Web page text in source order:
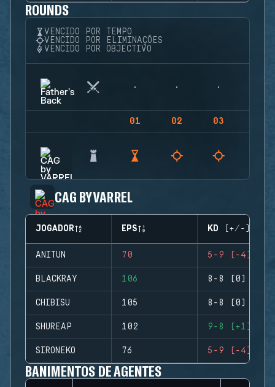
ROUNDS
VENCIDO POR TEMPO
VENCIDO POR ELIMINAÇÕES
VENCIDO POR OBJECTIVO
01 02 03
CAG BY VARREL
JOGADOR EPS KD (+/-)
ANITUN 70 5-9 (-4)
BLACKRAY 106 8-8 (0)
CHIBISU 105 8-8 (0)
SHUREAP 102 9-8 (+1)
SIRONEKO 76 5-9 (-4)
BANIMENTOS DE AGENTES